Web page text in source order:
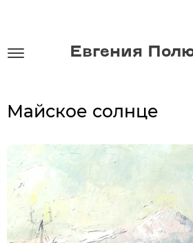
Евгения
Майское солнце